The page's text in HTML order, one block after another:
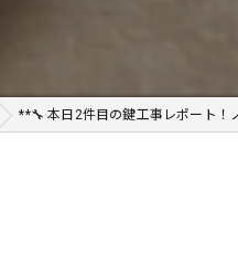
**🔧 本日2件目の鍵工事レポート！